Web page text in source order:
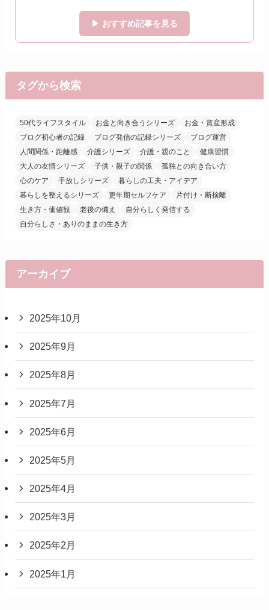
▶ おすすめ記事を見る
タグから検索
50代ライフスタイル お金と向き合うシリーズ
お金・資産形成
ブログ初心者の記録
ブログ発信の記録シリーズ
ブログ運営
人間関係・距離感
介護シリーズ 介護・親のこと
健康習慣
大人の友情シリーズ
子供・親子の関係
孤独との向き合い方
心のケア
手放しシリーズ
暮らしの工夫・アイデア
暮らしを整えるシリーズ
更年期セルフケア
片付け・断捨離
生き方・価値観
老後の備え
自分らしく発信する
自分らしさ・ありのままの生き方
アーカイブ
2025年10月
2025年9月
2025年8月
2025年7月
2025年6月
2025年5月
2025年4月
2025年3月
2025年2月
2025年1月